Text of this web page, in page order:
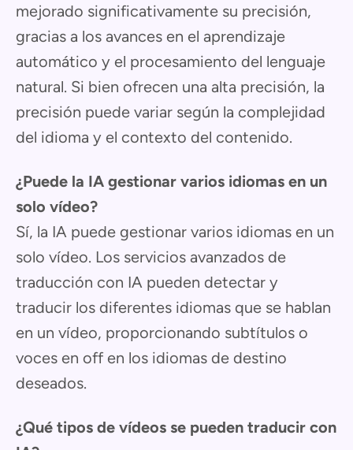
mejorado significativamente su precisión,
gracias a los avances en el aprendizaje
automático y el procesamiento del lenguaje
natural. Si bien ofrecen una alta precisión, la
precisión puede variar según la complejidad
del idioma y el contexto del contenido.
¿Puede la IA gestionar varios idiomas en un
solo vídeo?
Sí, la IA puede gestionar varios idiomas en un
solo vídeo. Los servicios avanzados de
traducción con IA pueden detectar y
traducir los diferentes idiomas que se hablan
en un vídeo, proporcionando subtítulos o
voces en off en los idiomas de destino
deseados.
¿Qué tipos de vídeos se pueden traducir con